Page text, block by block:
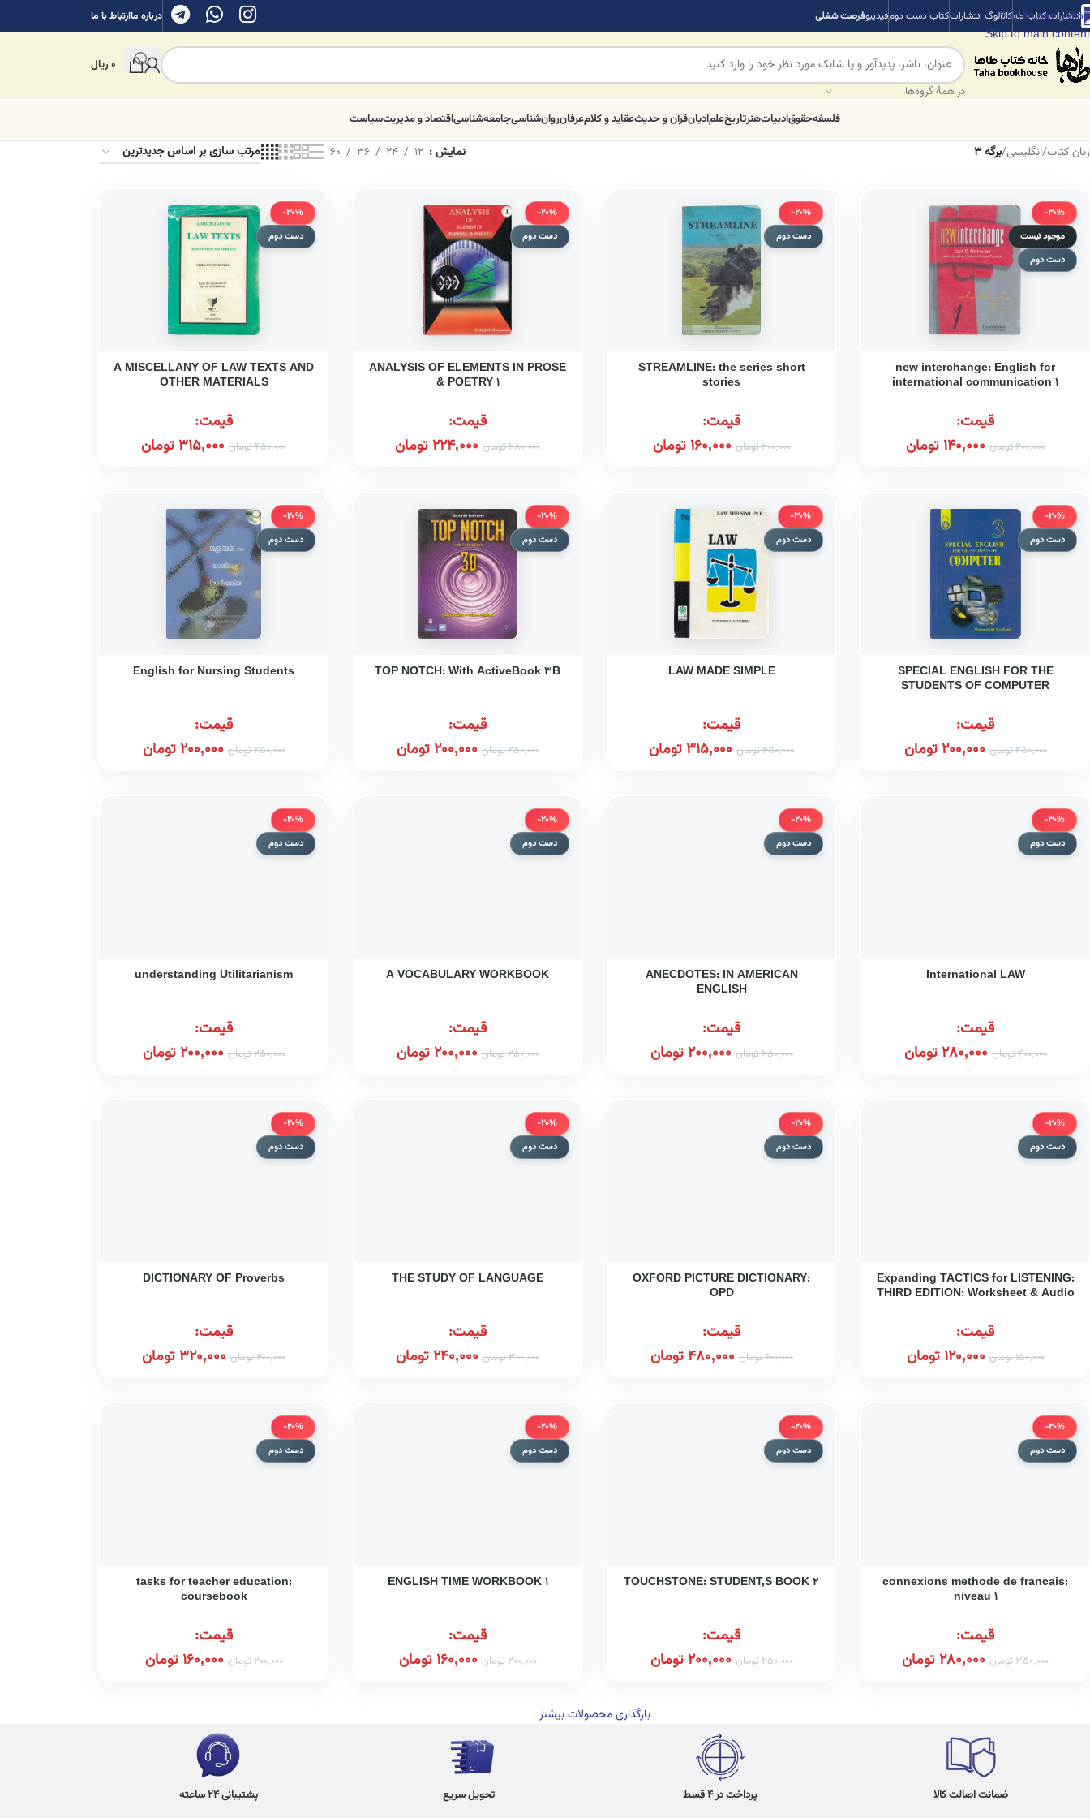
Skip to navigation
Skip to main content
انتشارات کتاب طهکاتالوگ انتشاراتکتاب دست دومفیدیبوفرصت شغلی درباره ماارتباط با ما
در همهٔ گروه‌ها
0ریال
فلسفهحقوقادبیاتهنرتاریخعلمادیانقرآن و حدیثعقاید و کلامعرفانروان‌شناسیجامعه‌شناسیاقتصاد و مدیریتسیاست
زبان کتاب/انگلیسی/برگه 3 نمایش 12
24
36
60
-30%
موجود نیست
دست دوم
new interchange: English for
international communication ۱
قیمت:
200,000تومان 140,000تومان
-20%
دست دوم
STREAMLINE: the series short
stories
قیمت:
200,000تومان 160,000تومان
-20%
دست دوم
ANALYSIS OF ELEMENTS IN PROSE
& POETRY ۱
قیمت:
280,000تومان 224,000تومان
-30%
دست دوم
A MISCELLANY OF LAW TEXTS AND
OTHER MATERIALS
قیمت:
450,000تومان 315,000تومان
-20%
دست دوم
SPECIAL ENGLISH FOR THE
STUDENTS OF COMPUTER
قیمت:
250,000تومان 200,000تومان
-30%
دست دوم
LAW MADE SIMPLE
قیمت:
450,000تومان 315,000تومان
-20%
دست دوم
TOP NOTCH: With ActiveBook ۳B
قیمت:
250,000تومان 200,000تومان
-20%
دست دوم
English for Nursing Students
قیمت:
250,000تومان 200,000تومان
-30%
دست دوم
International LAW
قیمت:
400,000تومان 280,000تومان
-20%
دست دوم
ANECDOTES: IN AMERICAN
ENGLISH
قیمت:
250,000تومان 200,000تومان
-20%
دست دوم
A VOCABULARY WORKBOOK
قیمت:
250,000تومان 200,000تومان
-20%
دست دوم
understanding Utilitarianism
قیمت:
250,000تومان 200,000تومان
-20%
دست دوم
Expanding TACTICS for LISTENING:
THIRD EDITION: Worksheet & Audio
قیمت:
150,000تومان 120,000تومان
-20%
دست دوم
OXFORD PICTURE DICTIONARY:
OPD
قیمت:
600,000تومان 480,000تومان
-20%
دست دوم
THE STUDY OF LANGUAGE
قیمت:
300,000تومان 240,000تومان
-20%
دست دوم
DICTIONARY OF Proverbs
قیمت:
400,000تومان 320,000تومان
-20%
دست دوم
connexions methode de francais:
niveau ۱
قیمت:
350,000تومان 280,000تومان
-20%
دست دوم
TOUCHSTONE: STUDENT,S BOOK ۲
قیمت:
250,000تومان 200,000تومان
-20%
دست دوم
ENGLISH TIME WORKBOOK ۱
قیمت:
200,000تومان 160,000تومان
-20%
دست دوم
tasks for teacher education:
coursebook
قیمت:
200,000تومان 160,000تومان
بارگذاری محصولات بیشتر
ضمانت اصالت کالا پرداخت در 4 قسط تحویل سریع پشتیبانی 24 ساعته